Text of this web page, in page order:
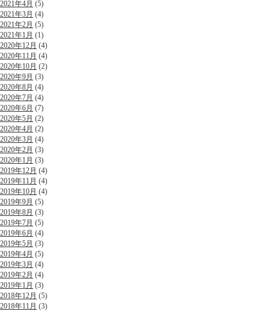
2021年4月 (5)
2021年3月 (4)
2021年2月 (5)
2021年1月 (1)
2020年12月 (4)
2020年11月 (4)
2020年10月 (2)
2020年9月 (3)
2020年8月 (4)
2020年7月 (4)
2020年6月 (7)
2020年5月 (2)
2020年4月 (2)
2020年3月 (4)
2020年2月 (3)
2020年1月 (3)
2019年12月 (4)
2019年11月 (4)
2019年10月 (4)
2019年9月 (5)
2019年8月 (3)
2019年7月 (5)
2019年6月 (4)
2019年5月 (3)
2019年4月 (5)
2019年3月 (4)
2019年2月 (4)
2019年1月 (3)
2018年12月 (5)
2018年11月 (3)